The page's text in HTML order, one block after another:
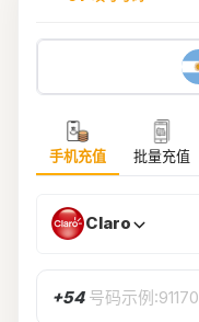
手机充值 批量充值
Claro
+54 号码示例